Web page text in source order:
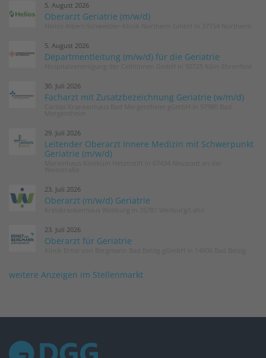
5. August 2026
Oberarzt Geriatrie (m/w/d)
5. August 2026
Departmentleitung (m/w/d) für die Geriatrie
30. Juli 2026
Facharzt mit Zusatzbezeichnung Geriatrie (w/m/d)
29. Juli 2026
Leitender Oberarzt Innere Medizin mit Schwerpunkt
Geriatrie (m/w/d)
23. Juli 2026
Oberarzt (m/w/d) Geriatrie
23. Juli 2026
Oberarzt für Geriatrie
weitere Anzeigen im Stellenmarkt